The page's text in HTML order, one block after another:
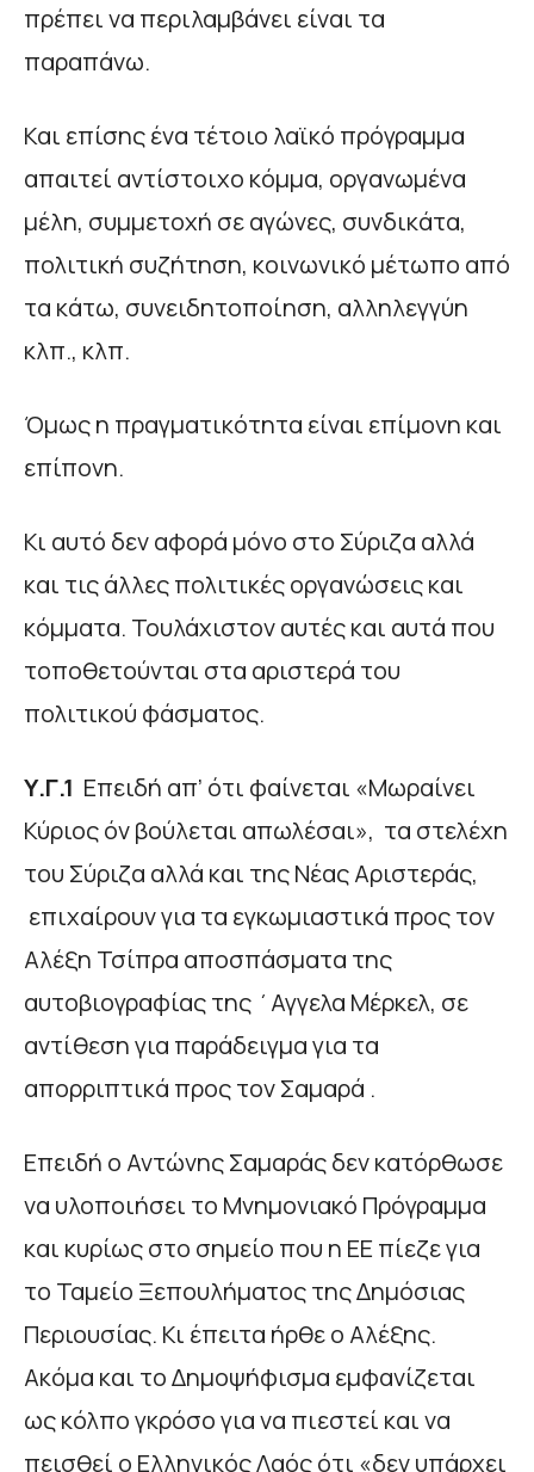
πρέπει να περιλαμβάνει είναι τα
παραπάνω.
Και επίσης ένα τέτοιο λαϊκό πρόγραμμα
απαιτεί αντίστοιχο κόμμα, οργανωμένα
μέλη, συμμετοχή σε αγώνες, συνδικάτα,
πολιτική συζήτηση, κοινωνικό μέτωπο από
τα κάτω, συνειδητοποίηση, αλληλεγγύη
κλπ., κλπ.
Όμως η πραγματικότητα είναι επίμονη και
επίπονη.
Κι αυτό δεν αφορά μόνο στο Σύριζα αλλά
και τις άλλες πολιτικές οργανώσεις και
κόμματα. Τουλάχιστον αυτές και αυτά που
τοποθετούνται στα αριστερά του
πολιτικού φάσματος.
Υ.Γ.1 Επειδή απ’ ότι φαίνεται «Μωραίνει
Κύριος όν βούλεται απωλέσαι», τα στελέχη
του Σύριζα αλλά και της Νέας Αριστεράς,
επιχαίρουν για τα εγκωμιαστικά προς τον
Αλέξη Τσίπρα αποσπάσματα της
αυτοβιογραφίας της ΄Αγγελα Μέρκελ, σε
αντίθεση για παράδειγμα για τα
απορριπτικά προς τον Σαμαρά .
Επειδή ο Αντώνης Σαμαράς δεν κατόρθωσε
να υλοποιήσει το Μνημονιακό Πρόγραμμα
και κυρίως στο σημείο που η ΕΕ πίεζε για
το Ταμείο Ξεπουλήματος της Δημόσιας
Περιουσίας. Κι έπειτα ήρθε ο Αλέξης.
Ακόμα και το Δημοψήφισμα εμφανίζεται
ως κόλπο γκρόσο για να πιεστεί και να
πεισθεί ο Ελληνικός Λαός ότι «δεν υπάρχει